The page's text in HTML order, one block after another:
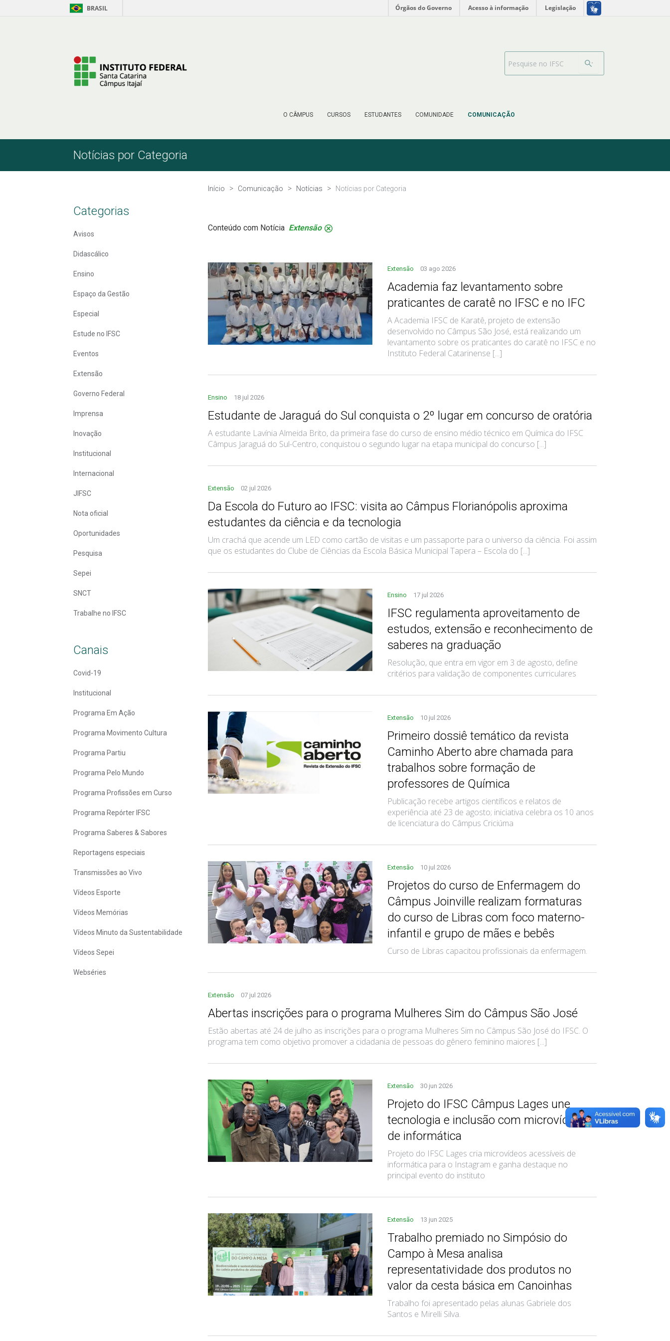
Pular para o Conteúdo BRASIL Órgãos do Governo Acesso à informação Legislação
O CÂMPUS CURSOS ESTUDANTES COMUNIDADE COMUNICAÇÃO
Barra de busca
Notícias por Categoria
Categorias
Avisos
Didascálico
Ensino
Espaço da Gestão
Especial
Estude no IFSC
Eventos
Extensão
Governo Federal
Imprensa
Inovação
Institucional
Internacional
JIFSC
Nota oficial
Oportunidades
Pesquisa
Sepei
SNCT
Trabalhe no IFSC
Canais
Covid-19
Institucional
Programa Em Ação
Programa Movimento Cultura
Programa Partiu
Programa Pelo Mundo
Programa Profissões em Curso
Programa Repórter IFSC
Programa Saberes & Sabores
Reportagens especiais
Transmissões ao Vivo
Vídeos Esporte
Vídeos Memórias
Vídeos Minuto da Sustentabilidade
Vídeos Sepei
Webséries
Início Comunicação Notícias Notícias por Categoria
Conteúdo com Notícia Extensão .
Extensão 03 ago 2026
Academia faz levantamento sobre
praticantes de caratê no IFSC e no IFC
A Academia IFSC de Karatê, projeto de extensão
desenvolvido no Câmpus São José, está realizando um
levantamento sobre os praticantes do caratê no IFSC e no
Instituto Federal Catarinense [...]
Ensino 18 jul 2026
Estudante de Jaraguá do Sul conquista o 2º lugar em concurso de oratória
A estudante Lavínia Almeida Brito, da primeira fase do curso de ensino médio técnico em Química do IFSC
Câmpus Jaraguá do Sul-Centro, conquistou o segundo lugar na etapa municipal do concurso [...]
Extensão 02 jul 2026
Da Escola do Futuro ao IFSC: visita ao Câmpus Florianópolis aproxima
estudantes da ciência e da tecnologia
Um crachá que acende um LED como cartão de visitas e um passaporte para o universo da ciência. Foi assim
que os estudantes do Clube de Ciências da Escola Básica Municipal Tapera – Escola do [...]
Ensino 17 jul 2026
IFSC regulamenta aproveitamento de
estudos, extensão e reconhecimento de
saberes na graduação
Resolução, que entra em vigor em 3 de agosto, define
critérios para validação de componentes curriculares
Extensão 10 jul 2026
Primeiro dossiê temático da revista
Caminho Aberto abre chamada para
trabalhos sobre formação de
professores de Química
Publicação recebe artigos científicos e relatos de
experiência até 23 de agosto; iniciativa celebra os 10 anos
de licenciatura do Câmpus Criciúma
Extensão 10 jul 2026
Projetos do curso de Enfermagem do
Câmpus Joinville realizam formaturas
do curso de Libras com foco materno-
infantil e grupo de mães e bebês
Curso de Libras capacitou profissionais da enfermagem.
Extensão 07 jul 2026
Abertas inscrições para o programa Mulheres Sim do Câmpus São José
Estão abertas até 24 de julho as inscrições para o programa Mulheres Sim no Câmpus São José do IFSC. O
programa tem como objetivo promover a cidadania de pessoas do gênero feminino maiores [...]
Extensão 30 jun 2026
Projeto do IFSC Câmpus Lages une
tecnologia e inclusão com microvídeos
de informática
Projeto do IFSC Lages cria microvídeos acessíveis de
informática para o Instagram e ganha destaque no
principal evento do instituto
Extensão 13 jun 2025
Trabalho premiado no Simpósio do
Campo à Mesa analisa
representatividade dos produtos no
valor da cesta básica em Canoinhas
Trabalho foi apresentado pelas alunas Gabriele dos
Santos e Mirelli Silva.